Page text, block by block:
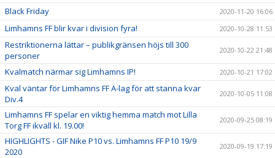
Black Friday 2020-11-20 16:06
Limhamns FF blir kvar i division fyra! 2020-10-28 11:53
Restriktionerna lättar – publikgränsen höjs till 300
personer
2020-10-22 21:48
Kvalmatch närmar sig Limhamns IP! 2020-10-21 17:02
Kval väntar för Limhamns FF A-lag för att stanna kvar
Div.4
2020-10-05 11:08
Limhamns FF spelar en viktig hemma match mot Lilla
Torg FF ikväll kl. 19.00!
2020-09-25 08:19
HIGHLIGHTS - GIF Nike P10 vs. Limhamns FF P10 19/9
2020
2020-09-19 17:19